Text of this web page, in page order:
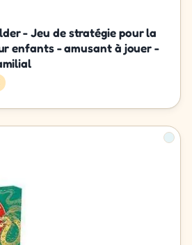
- Jeu de stratégie pour la
enfants - amusant à jouer -